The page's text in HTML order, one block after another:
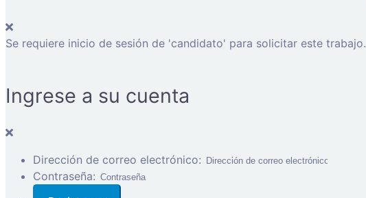
Se requiere inicio de sesión de 'candidato' para solicitar este trabajo.
Ingrese a su cuenta
Dirección de correo electrónico:
Contraseña: